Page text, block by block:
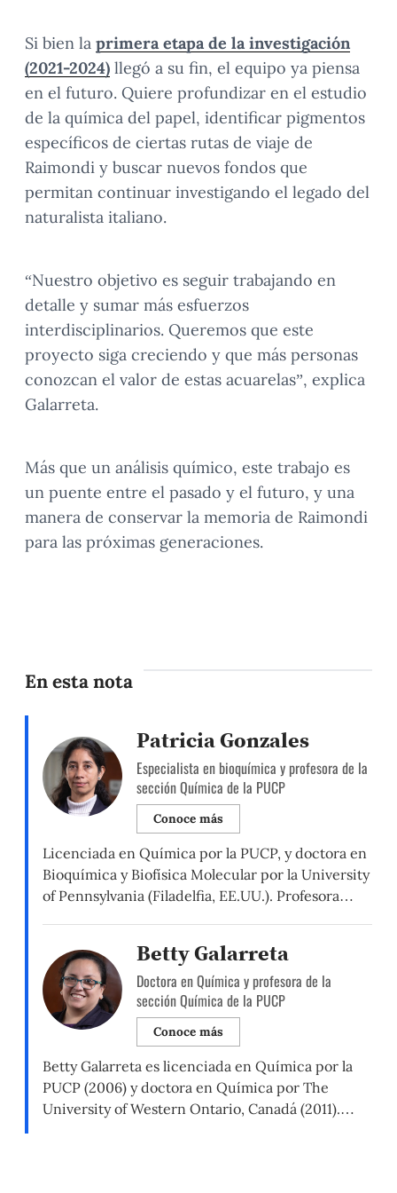
Si bien la primera etapa de la investigación
(2021-2024) llegó a su fin, el equipo ya piensa
en el futuro. Quiere profundizar en el estudio
de la química del papel, identificar pigmentos
específicos de ciertas rutas de viaje de
Raimondi y buscar nuevos fondos que
permitan continuar investigando el legado del
naturalista italiano.
“Nuestro objetivo es seguir trabajando en
detalle y sumar más esfuerzos
interdisciplinarios. Queremos que este
proyecto siga creciendo y que más personas
conozcan el valor de estas acuarelas”, explica
Galarreta.
Más que un análisis químico, este trabajo es
un puente entre el pasado y el futuro, y una
manera de conservar la memoria de Raimondi
para las próximas generaciones.
En esta nota
Patricia Gonzales
Especialista en bioquímica y profesora de la
sección Química de la PUCP
Conoce más
Licenciada en Química por la PUCP, y doctora en
Bioquímica y Biofísica Molecular por la University
of Pennsylvania (Filadelfia, EE.UU.). Profesora
centra en la química aplicada al estudio del
patrimonio cultural material, en particular de
objetos arqueológicos y artísticos.
Betty Galarreta
Doctora en Química y profesora de la
sección Química de la PUCP
Conoce más
Betty Galarreta es licenciada en Química por la
PUCP (2006) y doctora en Química por The
University of Western Ontario, Canadá (2011).